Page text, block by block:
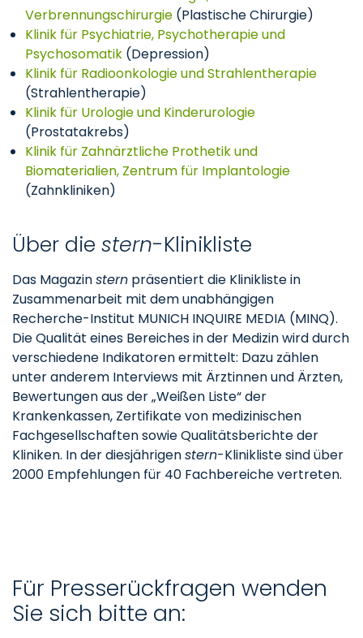
Verbrennungschirurgie (Plastische Chirurgie)
Klinik für Psychiatrie, Psychotherapie und
Psychosomatik (Depression)
Klinik für Radioonkologie und Strahlentherapie
(Strahlentherapie)
Klinik für Urologie und Kinderurologie
(Prostatakrebs)
Klinik für Zahnärztliche Prothetik und
Biomaterialien, Zentrum für Implantologie
(Zahnkliniken)
Über die stern-Klinikliste
Das Magazinstern präsentiert die Klinikliste in
Zusammenarbeit mit dem unabhängigen
Recherche-Institut MUNICH INQUIRE MEDIA (MINQ).
Die Qualität eines Bereiches in der Medizin wird durch
verschiedene Indikatoren ermittelt: Dazu zählen
unter anderem Interviews mit Ärztinnen und Ärzten,
Bewertungen aus der „Weißen Liste“ der
Krankenkassen, Zertifikate von medizinischen
Fachgesellschaften sowie Qualitätsberichte der
Kliniken. In der diesjährigenstern-Klinikliste sind über
2000 Empfehlungen für 40 Fachbereiche vertreten.
Für Presserückfragen wenden
Sie sich bitte an: